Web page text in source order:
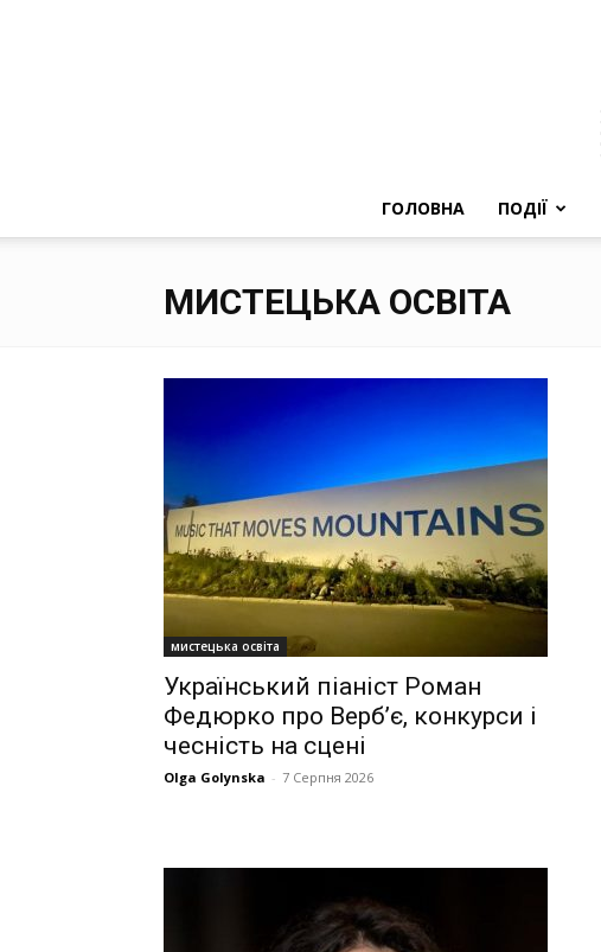
ГОЛОВНА ПОДІЇ
МИСТЕЦЬКА ОСВІТА
мистецька освіта
Український піаніст Роман
Федюрко про Верб’є, конкурси і
чесність на сцені
Olga Golynska - 7 Серпня 2026